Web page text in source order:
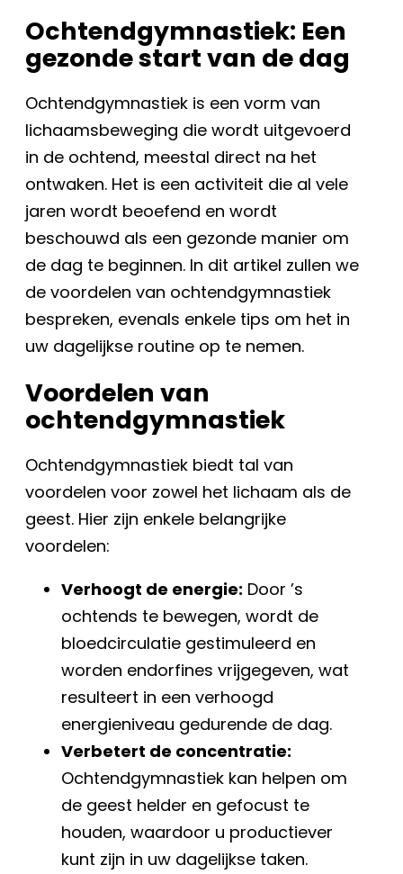
Ochtendgymnastiek: Een
gezonde start van de dag
Ochtendgymnastiek is een vorm van
lichaamsbeweging die wordt uitgevoerd
in de ochtend, meestal direct na het
ontwaken. Het is een activiteit die al vele
jaren wordt beoefend en wordt
beschouwd als een gezonde manier om
de dag te beginnen. In dit artikel zullen we
de voordelen van ochtendgymnastiek
bespreken, evenals enkele tips om het in
uw dagelijkse routine op te nemen.
Voordelen van
ochtendgymnastiek
Ochtendgymnastiek biedt tal van
voordelen voor zowel het lichaam als de
geest. Hier zijn enkele belangrijke
voordelen:
Verhoogt de energie: Door ’s
ochtends te bewegen, wordt de
bloedcirculatie gestimuleerd en
worden endorfines vrijgegeven, wat
resulteert in een verhoogd
energieniveau gedurende de dag.
Verbetert de concentratie:
Ochtendgymnastiek kan helpen om
de geest helder en gefocust te
houden, waardoor u productiever
kunt zijn in uw dagelijkse taken.